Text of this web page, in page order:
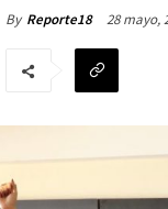
By Reporte18 28 mayo,